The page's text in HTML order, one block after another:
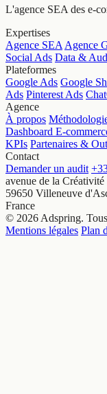
L'agence SEA des e-
Expertises
Agence SEA Agence
Social Ads Data &
Plateformes
Google Ads Google
Ads Pinterest Ads
Agence
À propos
Dashboard E-
KPIs Partenaires &
Contact
Demander un audit
avenue de la Créativité
59650 Villeneuve
France
© 2026 Adspring.
Mentions légales Plan